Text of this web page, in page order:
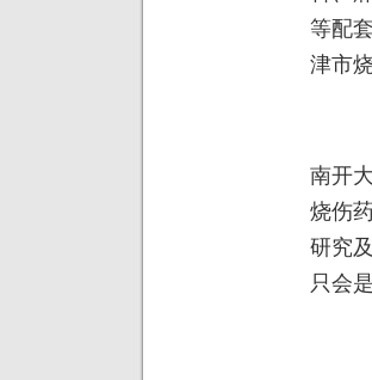
等配
津市
南开
烧伤
研究
只会